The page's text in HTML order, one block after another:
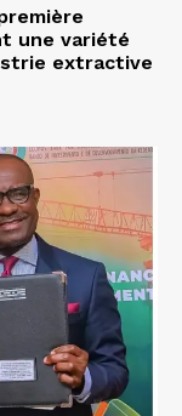
une variété
extractive